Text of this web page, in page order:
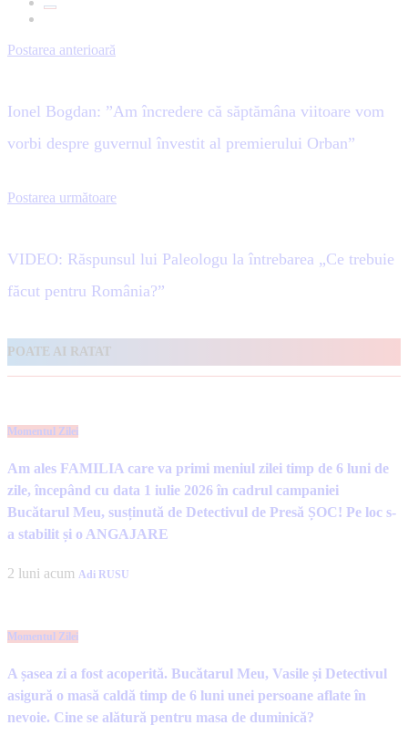
Postarea anterioară
Ionel Bogdan: ”Am încredere că săptămâna viitoare vom
vorbi despre guvernul învestit al premierului Orban”
Postarea următoare
VIDEO: Răspunsul lui Paleologu la întrebarea „Ce trebuie
făcut pentru România?”
POATE AI RATAT
Momentul Zilei
Am ales FAMILIA care va primi meniul zilei timp de 6 luni de
zile, începând cu data 1 iulie 2026 în cadrul campaniei
Bucătarul Meu, susținută de Detectivul de Presă ȘOC! Pe loc s-
a stabilit și o ANGAJARE
2 luni acum Adi RUSU
Momentul Zilei
A șasea zi a fost acoperită. Bucătarul Meu, Vasile și Detectivul
asigură o masă caldă timp de 6 luni unei persoane aflate în
nevoie. Cine se alătură pentru masa de duminică?